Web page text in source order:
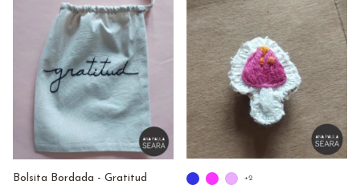
Bolsita Bordada - Gratitud +2